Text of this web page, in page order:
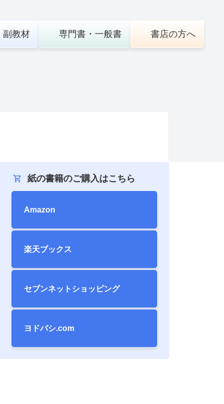
副教材 専門書・ 一般書 書店の方へ
紙の書籍のご購入はこちら
Amazon
楽天ブックス
セブンネット ショッピング
ヨドバシ.com